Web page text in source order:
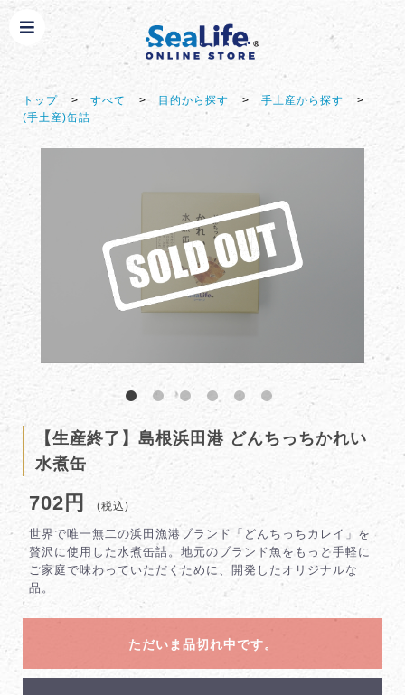
トップ > すべて > 目的から探す > 手土産から探す
>
(手土産)缶詰
【生産終了】島根浜田港 どんちっちかれい
水煮缶
702円 (税込)
世界で唯一無二の浜田漁港ブランド「どんちっちカレイ」を
贅沢に使用した水煮缶詰。地元のブランド魚をもっと手軽に
ご家庭で味わっていただくために、開発したオリジナルな
品。
ただいま品切れ中です。